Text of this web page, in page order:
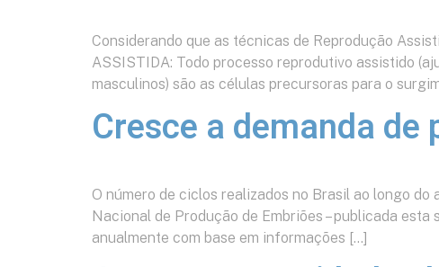
Considerando que as técnicas de Reprodução
ASSISTIDA: Todo processo reprodutivo assistido
masculinos) são as células precursoras para o
Cresce a demanda
O número de ciclos realizados no Brasil ao longo do
Nacional de Produção de Embriões – publicada
anualmente com base em informações […]